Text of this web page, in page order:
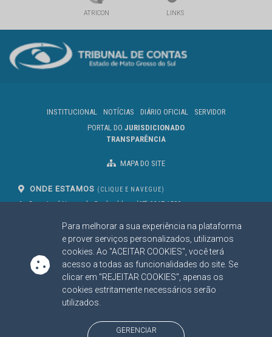
Para melhorar a sua experiência na plataforma
e prover serviços personalizados, utilizamos
cookies. Ao "ACEITAR COOKIES", você terá
acesso a todas as funcionalidades do site. Se
clicar em "REJEITAR COOKIES", apenas os
cookies estritamente necessários serão
utilizados.
GERENCIAR
ATRICON LINKS
INSTITUCIONAL NOTÍCIAS DIÁRIO OFICIAL
SERVIDOR
PORTAL DO JURISDICIONADO
TRANSPARÊNCIA
MAPA DO SITE
ONDE ESTAMOS (CLIQUE E NAVEGUE)
Av. Des. José Nunes da Cunha, bloco
Campo Grande/MS
CEP: 79031-310
(67) 3317-1500
SIGA NOSSAS REDES SOCIAIS
Linked InYoutube
Facebook
X
BAIXE NOSSO APLICATIVO